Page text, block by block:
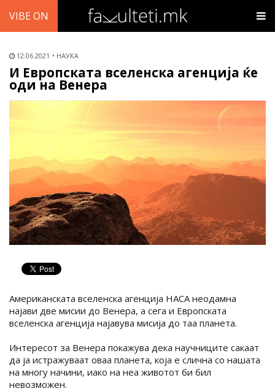
VIBE ON
12.06.2021 НАУКА
И Европската вселенска агенција ќе
оди на Венера
Американската вселенска агенција НАСА неодамна
најави две мисии до Венера, а сега и Европската
вселенска агенција најавува мисија до таа планета.
Интересот за Венера покажува дека научниците сакаат
да ја истражуваат оваа планета, која е слична со нашата
на многу начини, иако на неа животот би бил
невозможен.